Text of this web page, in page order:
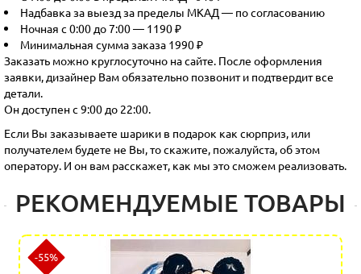
Надбавка за выезд за пределы МКАД — по согласованию
Ночная с 0:00 до 7:00 — 1190 ₽
Минимальная сумма заказа 1990 ₽
Заказать можно круглосуточно на сайте. После оформления
заявки, дизайнер Вам обязательно позвонит и подтвердит все
детали.
Он доступен с 9:00 до 22:00.
Если Вы заказываете шарики в подарок как сюрприз, или
получателем будете не Вы, то скажите, пожалуйста, об этом
оператору. И он вам расскажет, как мы это сможем реализовать.
РЕКОМЕНДУЕМЫЕ ТОВАРЫ
-55%